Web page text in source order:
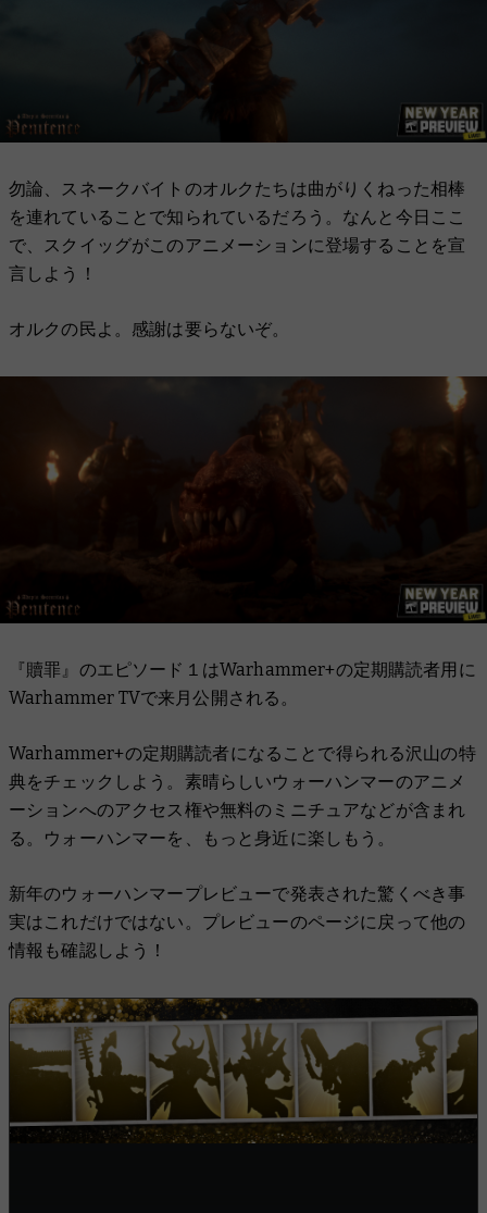
勿論、スネークバイトのオルクたちは曲がりくねった相棒
を連れていることで知られているだろう。なんと今日ここ
で、スクイッグがこのアニメーションに登場することを宣
言しよう！
オルクの民よ。感謝は要らないぞ。
『贖罪』のエピソード１はWarhammer+の定期購読者用に
Warhammer TVで来月公開される。
Warhammer+の定期購読者になることで得られる沢山の特
典をチェックしよう。素晴らしいウォーハンマーのアニメ
ーションへのアクセス権や無料のミニチュアなどが含まれ
る。ウォーハンマーを、もっと身近に楽しもう。
新年のウォーハンマープレビューで発表された驚くべき事
実はこれだけではない。プレビューのページに戻って他の
情報も確認しよう！